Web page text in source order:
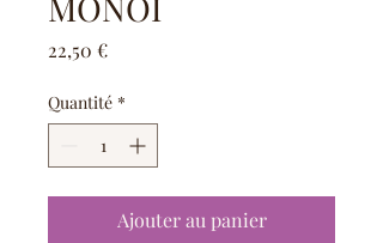
22,50 €Prix
Quantité *
Ajouter au panier